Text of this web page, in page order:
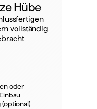
Hübe
vollständig
oder
(optional)